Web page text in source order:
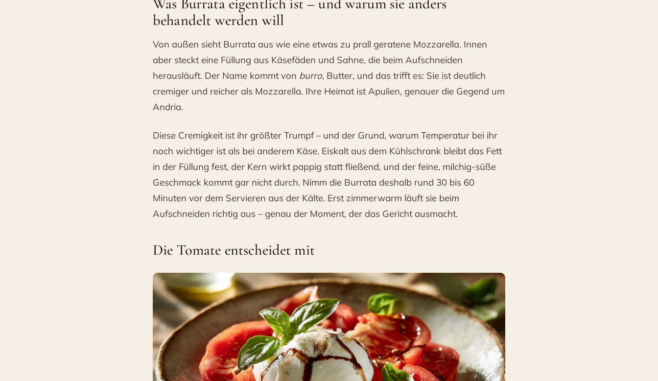
behandelt werden will
Von außen sieht Burrata aus wie eine etwas zu prall geratene Mozzarella. Innen
aber steckt eine Füllung aus Käsefäden und Sahne, die beim Aufschneiden
herausläuft. Der Name kommt von burro, Butter, und das trifft es: Sie ist deutlich
cremiger und reicher als Mozzarella. Ihre Heimat ist Apulien, genauer die Gegend um
Andria.
Diese Cremigkeit ist ihr größter Trumpf – und der Grund, warum Temperatur bei ihr
noch wichtiger ist als bei anderem Käse. Eiskalt aus dem Kühlschrank bleibt das Fett
in der Füllung fest, der Kern wirkt pappig statt fließend, und der feine, milchig-süße
Geschmack kommt gar nicht durch. Nimm die Burrata deshalb rund 30 bis 60
Minuten vor dem Servieren aus der Kälte. Erst zimmerwarm läuft sie beim
Aufschneiden richtig aus – genau der Moment, der das Gericht ausmacht.
Die Tomate entscheidet mit